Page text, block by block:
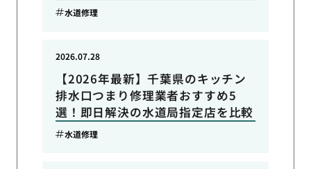
水道修理
【2026年最新】千葉県のキッチン
排水口つまり修理業者おすすめ5
選！即日解決の水道局指定店を比較
2026.07.28
水道修理